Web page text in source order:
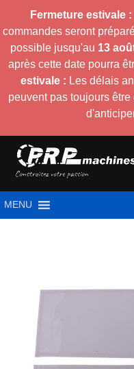
Fermeture estivale :
commandes seront
possible jusqu'au 13
après cette date pourra
estivale : Les délais
peuvent pas toujours
MENU